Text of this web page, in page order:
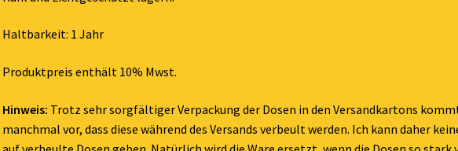
Haltbarkeit: 1 Jahr
Produktpreis enthält 10% Mwst.
Hinweis: Trotz sehr sorgfältiger Verpackung der Dosen in den Versandkartons
manchmal vor, dass diese während des Versands verbeult werden. Ich kann daher